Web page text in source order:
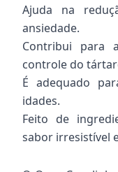
Ajuda na
ansiedade.
Contribui para
controle do
É adequado
idades.
Feito de
sabor irresistível